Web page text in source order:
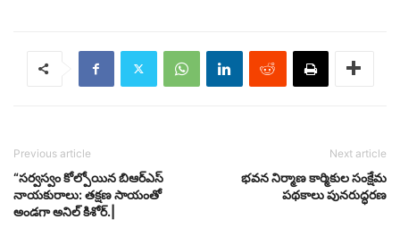
Previous article
“సర్వస్వం కోల్పోయిన బిఆర్ఎస్
నాయకురాలు: తక్షణ సాయంతో
అండగా అనిల్ కిశోర్.|
Next article
భవన నిర్మాణ కార్మికుల సంక్షేమ
పథకాలు పునరుద్ధరణ